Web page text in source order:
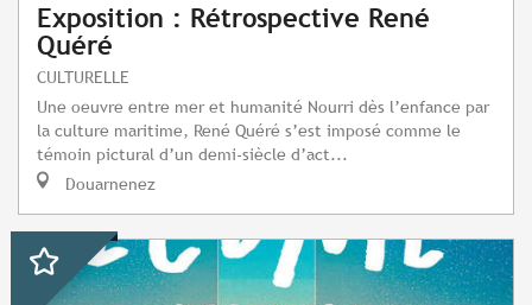
Exposition : Rétrospective René
Quéré
CULTURELLE
Une oeuvre entre mer et humanité Nourri dès l’enfance par
la culture maritime, René Quéré s’est imposé comme le
témoin pictural d’un demi-siècle d’act...
Douarnenez